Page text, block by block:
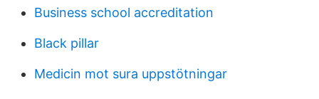
Business school accreditation
Black pillar
Medicin mot sura uppstötningar